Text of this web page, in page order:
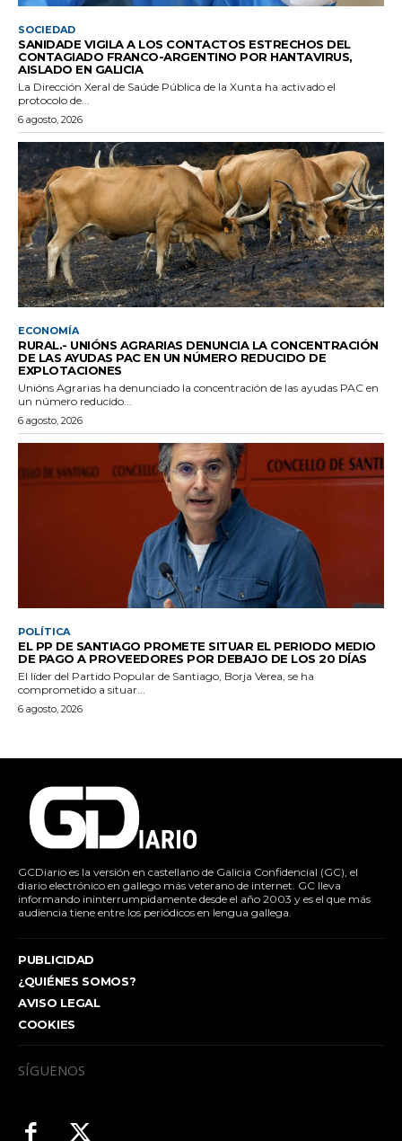
SOCIEDAD
SANIDADE VIGILA A LOS CONTACTOS ESTRECHOS DEL
CONTAGIADO FRANCO-ARGENTINO POR HANTAVIRUS,
AISLADO EN GALICIA
La Dirección Xeral de Saúde Pública de la Xunta ha activado el
protocolo de...
6 agosto, 2026
ECONOMÍA
RURAL.- UNIÓNS AGRARIAS DENUNCIA LA CONCENTRACIÓN
DE LAS AYUDAS PAC EN UN NÚMERO REDUCIDO DE
EXPLOTACIONES
Unións Agrarias ha denunciado la concentración de las ayudas PAC en
un número reducido...
6 agosto, 2026
POLÍTICA
EL PP DE SANTIAGO PROMETE SITUAR EL PERIODO MEDIO
DE PAGO A PROVEEDORES POR DEBAJO DE LOS 20 DÍAS
El líder del Partido Popular de Santiago, Borja Verea, se ha
comprometido a situar...
6 agosto, 2026
GCDiario es la versión en castellano de Galicia Confidencial (GC), el
diario electrónico en gallego más veterano de internet. GC lleva
informando ininterrumpidamente desde el año 2003 y es el que más
audiencia tiene entre los periódicos en lengua gallega.
PUBLICIDAD
¿QUIÉNES SOMOS?
AVISO LEGAL
COOKIES
SÍGUENOS